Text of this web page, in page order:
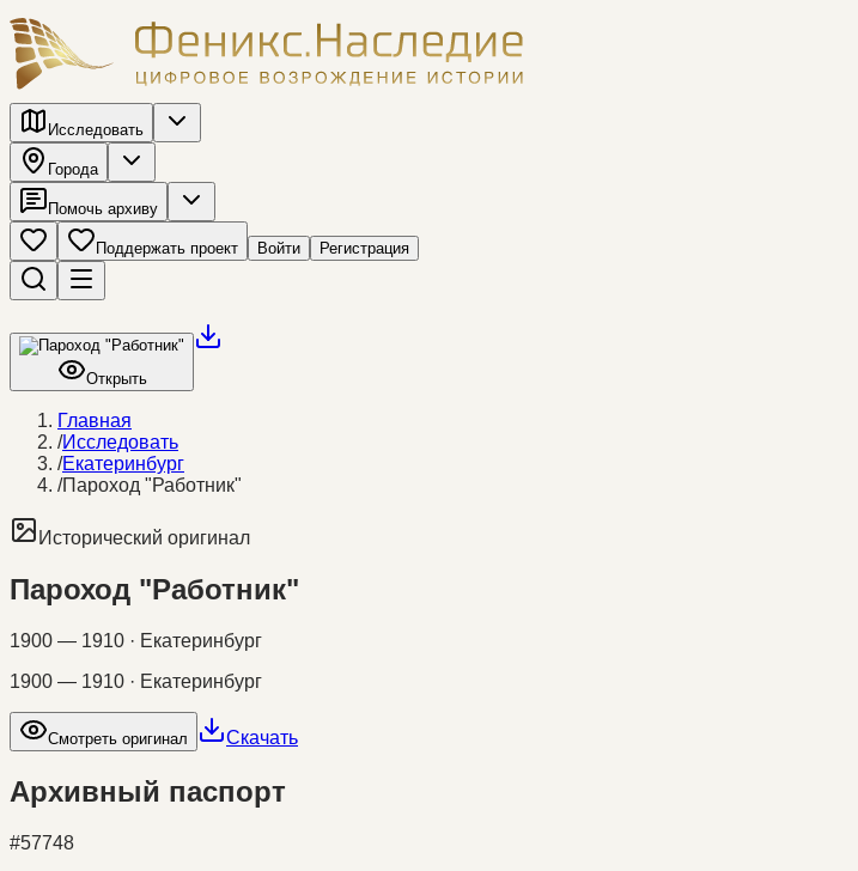
Исследовать
Города
Помочь архиву
Поддержать проект Войти Регистрация
Открыть
Главная
/Исследовать
/Екатеринбург
/Пароход "Работник"
Исторический оригинал
Пароход "Работник"
1900 — 1910 · Екатеринбург
1900 — 1910 · Екатеринбург
Смотреть оригинал Скачать
Архивный паспорт
#57748